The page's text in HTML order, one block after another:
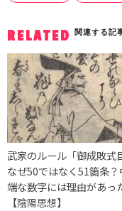
RELATED 関連する記
武家のルール「御成敗式
なぜ50ではなく51箇条
端な数字には理由があっ
【陰陽思想】